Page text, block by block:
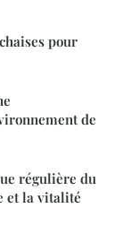
pour
de
régulière du
et la vitalité